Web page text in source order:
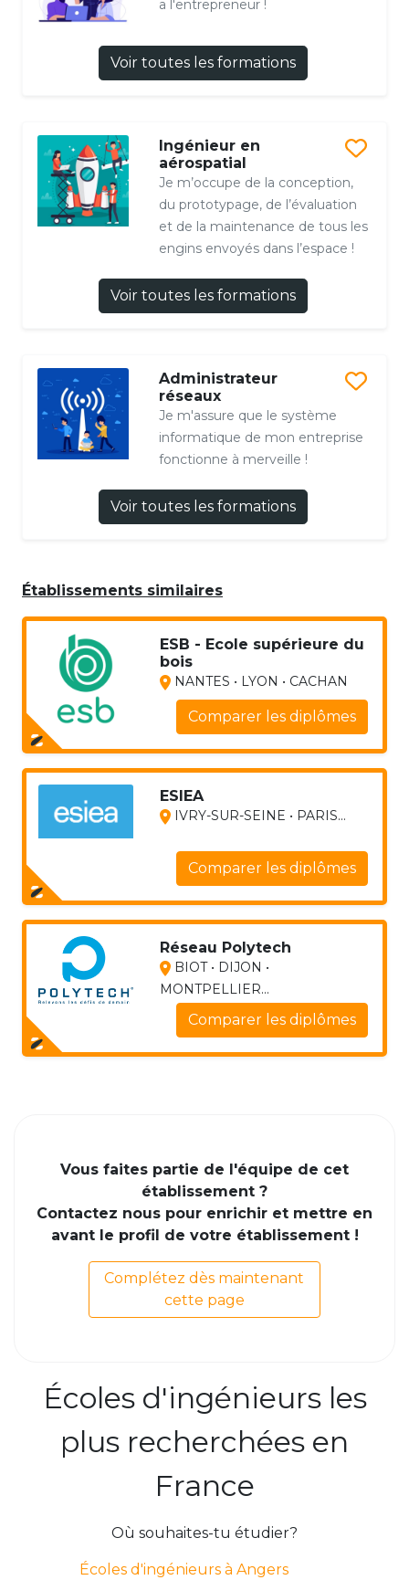
a l'entrepreneur !
Voir toutes les formations
Ingénieur en
aérospatial
Je m’occupe de la conception,
du prototypage, de l’évaluation
et de la maintenance de tous les
engins envoyés dans l’espace !
Voir toutes les formations
Administrateur
réseaux
Je m'assure que le système
informatique de mon entreprise
fonctionne à merveille !
Voir toutes les formations
Établissements similaires
ESB - Ecole supérieure du
bois
NANTES • LYON • CACHAN
Comparer les diplômes
ESIEA
IVRY-SUR-SEINE • PARIS...
Comparer les diplômes
Réseau Polytech
BIOT • DIJON •
MONTPELLIER...
Comparer les diplômes
Vous faites partie de l'équipe de cet
établissement ?
Contactez nous pour enrichir et mettre en
avant le profil de votre établissement !
Complétez dès maintenant
cette page
Écoles d'ingénieurs les
plus recherchées en
France
Où souhaites-tu étudier?
Écoles d'ingénieurs à Angers